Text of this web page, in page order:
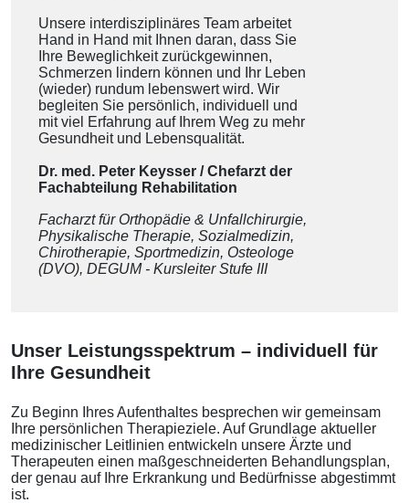
Unsere interdisziplinäres Team arbeitet
Hand in Hand mit Ihnen daran, dass Sie
Ihre Beweglichkeit zurückgewinnen,
Schmerzen lindern können und Ihr Leben
(wieder) rundum lebenswert wird. Wir
begleiten Sie persönlich, individuell und
mit viel Erfahrung auf Ihrem Weg zu mehr
Gesundheit und Lebensqualität.
Dr. med. Peter Keysser / Chefarzt der
Fachabteilung Rehabilitation
Facharzt für Orthopädie & Unfallchirurgie,
Physikalische Therapie, Sozialmedizin,
Chirotherapie, Sportmedizin, Osteologe
(DVO), DEGUM - Kursleiter Stufe III
Unser Leistungsspektrum – individuell für
Ihre Gesundheit
Zu Beginn Ihres Aufenthaltes besprechen wir gemeinsam
Ihre persönlichen Therapieziele. Auf Grundlage aktueller
medizinischer Leitlinien entwickeln unsere Ärzte und
Therapeuten einen maßgeschneiderten Behandlungsplan,
der genau auf Ihre Erkrankung und Bedürfnisse abgestimmt
ist.